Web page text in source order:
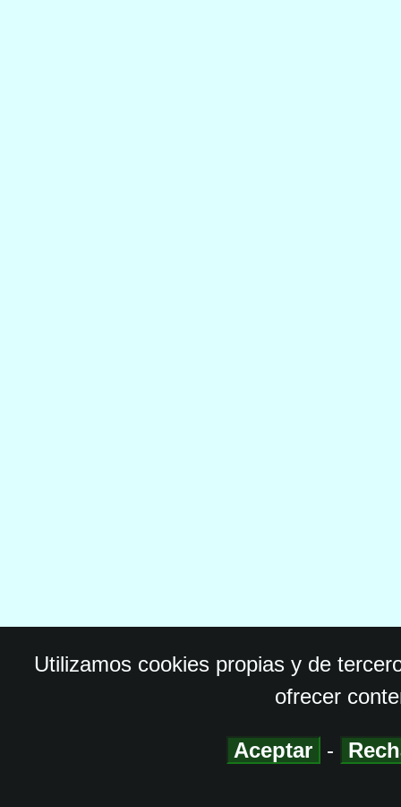
Utilizamos cookies propias y de
ofrecer
Aceptar -